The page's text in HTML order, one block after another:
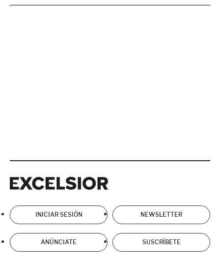
INICIAR SESIÓN NEWSLETTER
ANÚNCIATE SUSCRÍBETE